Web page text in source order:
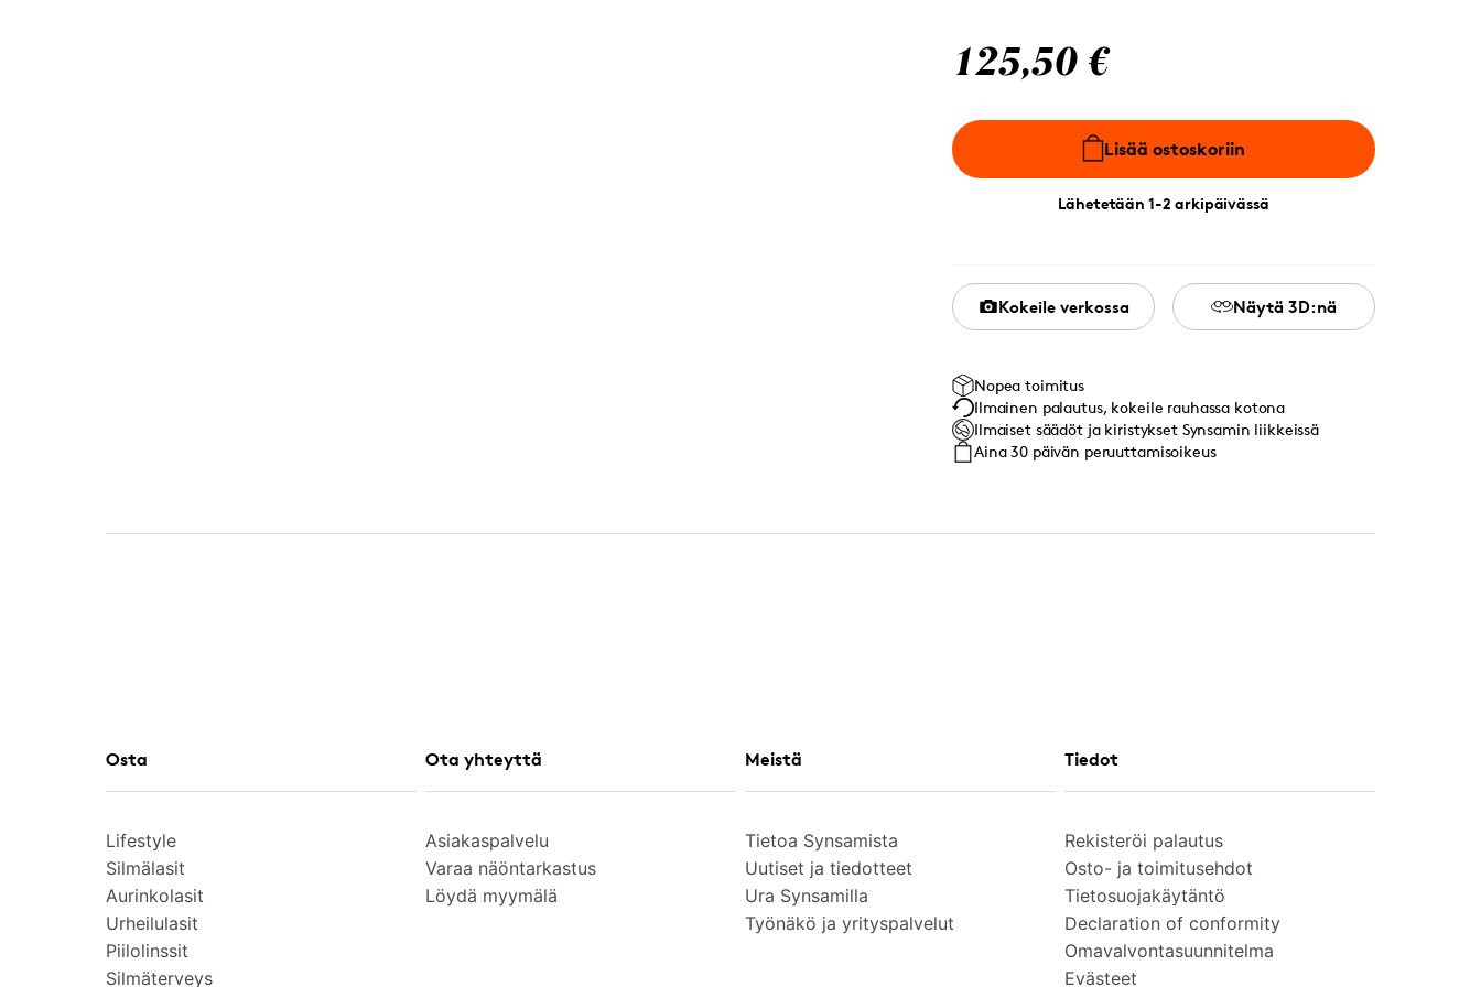
125,50 €
Lisää ostoskoriin
Lähetetään 1-2 arkipäivässä
Kokeile verkossa Näytä 3D:nä
Nopea toimitus
Ilmainen palautus, kokeile rauhassa kotona
Ilmaiset säädöt ja kiristykset Synsamin liikkeissä
Aina 30 päivän peruuttamisoikeus
Osta
Lifestyle
Silmälasit
Aurinkolasit
Urheilulasit
Piilolinssit
Silmäterveys
Ota yhteyttä
Asiakaspalvelu
Varaa näöntarkastus
Löydä myymälä
Meistä
Tietoa Synsamista
Uutiset ja tiedotteet
Ura Synsamilla
Työnäkö ja yrityspalvelut
Tiedot
Rekisteröi palautus
Osto- ja toimitusehdot
Tietosuojakäytäntö
Declaration of conformity
Omavalvontasuunnitelma
Evästeet